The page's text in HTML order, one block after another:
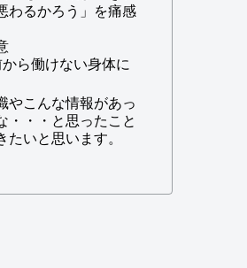
わるかろう」を痛感
から働けない身体に
やこんな情報があっ
・・・と思ったこと
たいと思います。